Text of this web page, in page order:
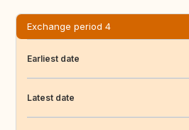
Exchange period 4
Earliest date
Latest date